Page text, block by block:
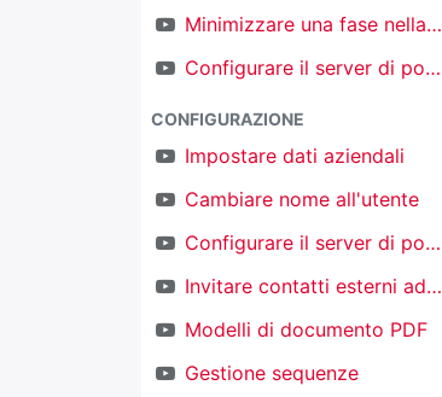
Minimizzare una fase nella kanban nel CRM
Configurare il server di posta in ingresso per creare nuovi oggetti
CONFIGURAZIONE
Impostare dati aziendali
Cambiare nome all'utente
Configurare il server di posta in uscita
Invitare contatti esterni ad accedere al proprio TAKOBI
Modelli di documento PDF
Gestione sequenze